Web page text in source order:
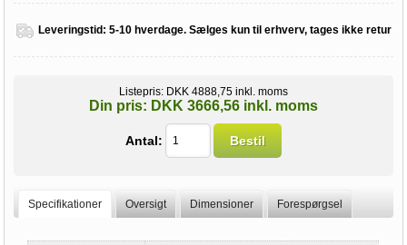
Leveringstid: 5-10 hverdage. Sælges kun til erhverv, tages ikke retur
Listepris: DKK 4888,75 inkl. moms
Din pris: DKK 3666,56 inkl. moms
Antal: Bestil
Specifikationer Oversigt Dimensioner Forespørgsel